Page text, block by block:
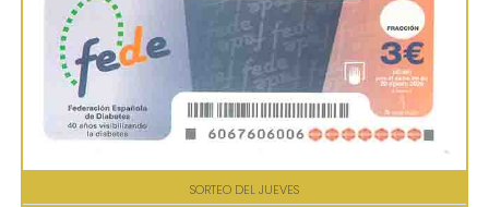
SORTEO DEL JUEVES